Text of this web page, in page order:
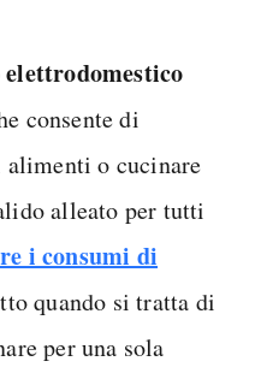
consente di
alimenti o cucinare
alleato per tutti
i consumi di
quando si tratta di
per una sola